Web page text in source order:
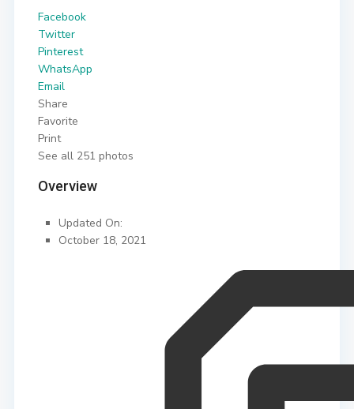
Facebook
Twitter
Pinterest
WhatsApp
Email
Share
Favorite
Print
See all 251 photos
Overview
Updated On:
October 18, 2021